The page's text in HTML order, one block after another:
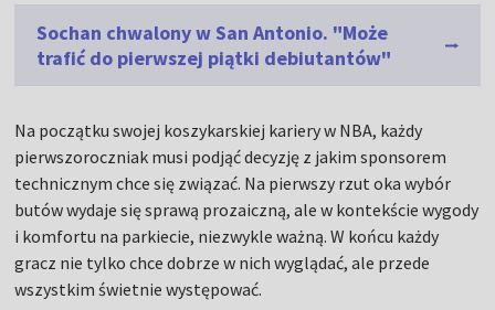
Sochan chwalony w San Antonio. "Może
trafić do pierwszej piątki debiutantów"
Na początku swojej koszykarskiej kariery w NBA, każdy
pierwszoroczniak musi podjąć decyzję z jakim sponsorem
technicznym chce się związać. Na pierwszy rzut oka wybór
butów wydaje się sprawą prozaiczną, ale w kontekście wygody
i komfortu na parkiecie, niezwykle ważną. W końcu każdy
gracz nie tylko chce dobrze w nich wyglądać, ale przede
wszystkim świetnie występować.